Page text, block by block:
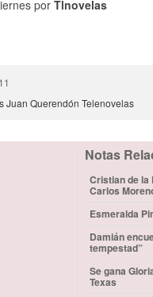
porTlnovelas
Juan Querendón Telenovelas
Notas
Cristian de la
Carlos
Esmeralda
Damián
tempestad”
Se gana
Texas